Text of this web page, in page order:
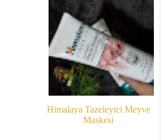
Himalaya Tazeleyici Meyve
Maskesi